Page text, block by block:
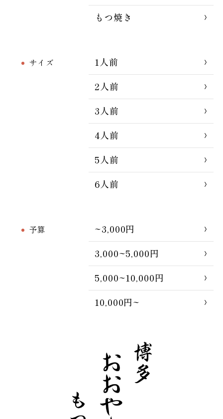
もつ焼き
サイズ
1人前
2人前
3人前
4人前
5人前
6人前
予算
~3,000円
3,000~5,000円
5,000~10,000円
10,000円~